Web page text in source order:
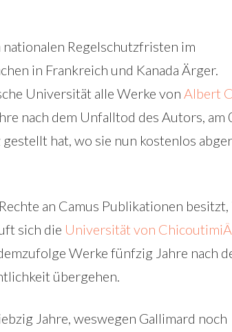
Regelschutzfristen im
in Frankreich und Kanada Ärger.
Universität alle Werke von Albert
nach dem Unfalltod des Autors, am
hat, wo sie nun kostenlos
an Camus Publikationen besitzt,
sich die Universität von
Werke fünfzig Jahre nach
übergehen.
Jahre, weswegen Gallimard noch